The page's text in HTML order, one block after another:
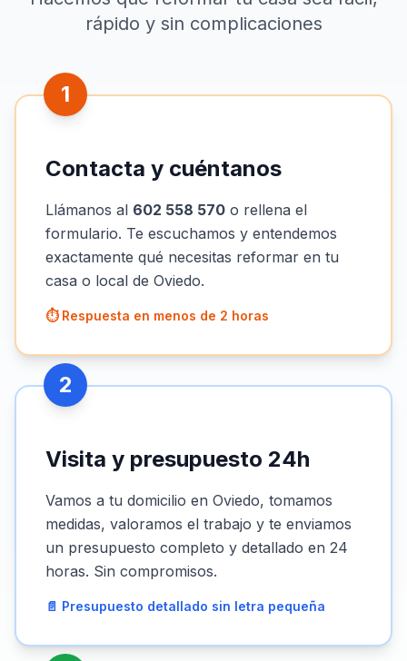
rápido y sin complicaciones
1
Contacta y cuéntanos
Llámanos al 602 558 570 o rellena el
formulario. Te escuchamos y entendemos
exactamente qué necesitas reformar en tu
casa o local de Oviedo.
⏱️ Respuesta en menos de 2 horas
2
Visita y presupuesto 24h
Vamos a tu domicilio en Oviedo, tomamos
medidas, valoramos el trabajo y te enviamos
un presupuesto completo y detallado en 24
horas. Sin compromisos.
📄 Presupuesto detallado sin letra pequeña